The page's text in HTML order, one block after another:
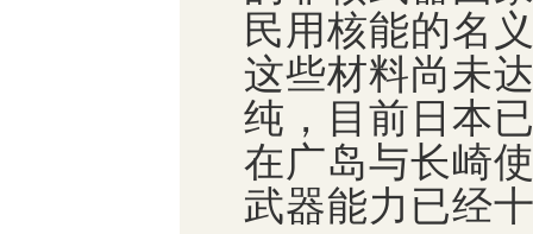
民用核能的名
这些材料尚未
纯，目前日本
在广岛与长崎
武器能力已经